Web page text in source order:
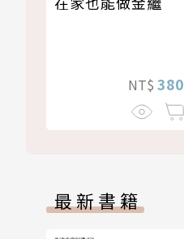
NT$ 380
最新書籍